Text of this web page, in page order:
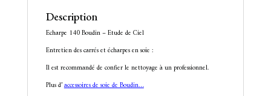
Description
Echarpe 140 Boudin – Etude de Ciel
Entretien des carrés et écharpes en soie :
Il est recommandé de confier le nettoyage à un professionnel.
Plus d’accessoires de soie de Boudin…